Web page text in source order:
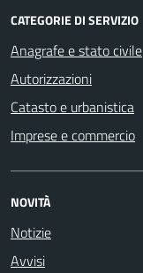
CATEGORIE DI SERVIZIO
Anagrafe e stato civile
Autorizzazioni
Catasto e urbanistica
Imprese e commercio
NOVITÀ
Notizie
Avvisi